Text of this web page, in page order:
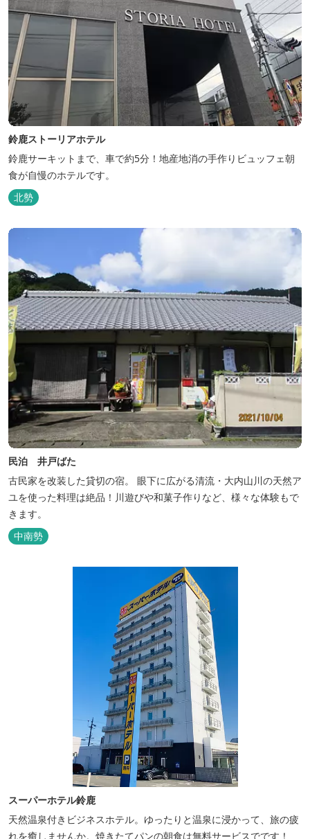
鈴鹿ストーリアホテル
鈴鹿サーキットまで、車で約5分！地産地消の手作りビュッフェ朝
食が自慢のホテルです。
北勢
民泊 井戸ばた
古民家を改装した貸切の宿。 眼下に広がる清流・大内山川の天然ア
ユを使った料理は絶品！川遊びや和菓子作りなど、様々な体験もで
きます。
中南勢
スーパーホテル鈴鹿
天然温泉付きビジネスホテル。ゆったりと温泉に浸かって、旅の疲
れを癒しませんか。焼きたてパンの朝食は無料サービスでです！